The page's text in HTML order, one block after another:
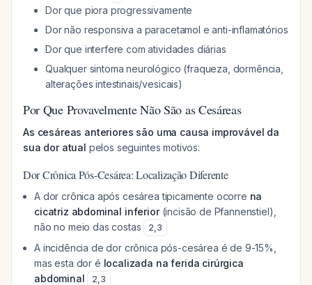
Dor que piora progressivamente
Dor não responsiva a paracetamol e anti-inflamatórios
Dor que interfere com atividades diárias
Qualquer sintoma neurológico (fraqueza, dormência,
alterações intestinais/vesicais)
Por Que Provavelmente Não São as Cesáreas
As cesáreas anteriores são uma causa improvável da
sua dor atual pelos seguintes motivos:
Dor Crônica Pós-Cesárea: Localização Diferente
A dor crônica após cesárea tipicamente ocorre na
cicatriz abdominal inferior(incisão de Pfannenstiel),
não no meio das costas
2,3
A incidência de dor crônica pós-cesárea é de 9-15%,
mas esta dor é localizada na ferida cirúrgica
abdominal
2,3